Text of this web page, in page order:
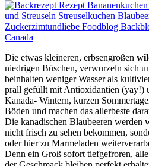
Die etwas kleineren, erbsengroßen
niedrigen Büschen, verwurzeln sich
beinhalten weniger Wasser als
prall gefüllt mit Antioxidantien (yay!)
Kanada- Wintern, kurzen
Böden und machen das allerbeste
Die kanadischen Blaubeeren werden
nicht frisch zu sehen bekommen,
oder hier zu Marmeladen
Denn ein Groß sofort tiefgefroren,